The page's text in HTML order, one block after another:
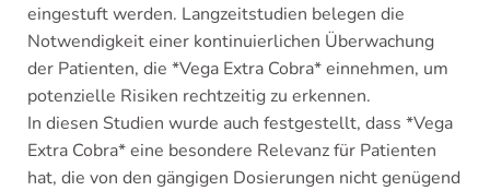
eingestuft werden. Langzeitstudien belegen die
Notwendigkeit einer kontinuierlichen Überwachung
der Patienten, die *Vega Extra Cobra* einnehmen, um
potenzielle Risiken rechtzeitig zu erkennen.
In diesen Studien wurde auch festgestellt, dass *Vega
Extra Cobra* eine besondere Relevanz für Patienten
hat, die von den gängigen Dosierungen nicht genügend